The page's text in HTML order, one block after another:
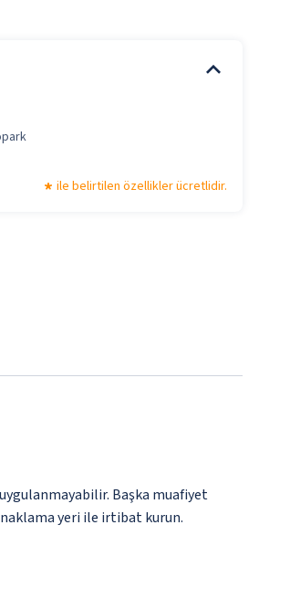
ile belirtilen özellikler ücretlidir.
Başka muafiyet
yeri ile irtibat kurun.